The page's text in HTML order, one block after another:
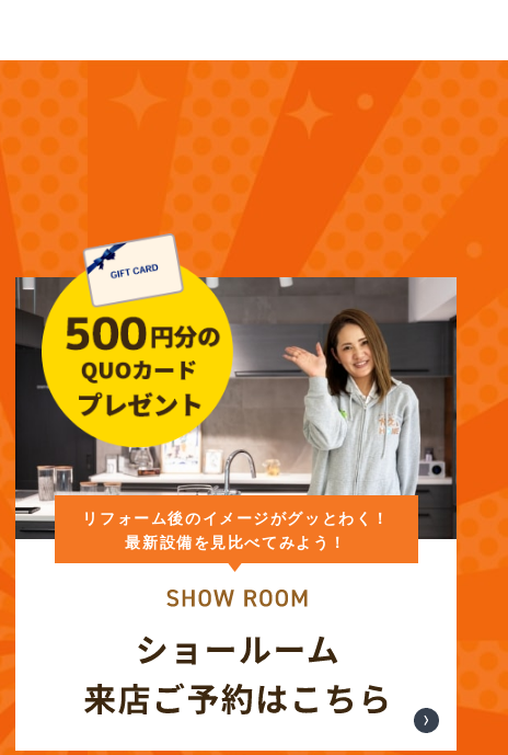
リフォーム後のイメージがグッとわく！
最新設備を見比べてみよう！